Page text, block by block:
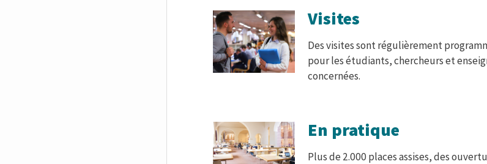
Visites
Des visites sont régulièrement
pour les étudiants, chercheurs et
concernées.
En pratique
Plus de 2.000 places assises, des